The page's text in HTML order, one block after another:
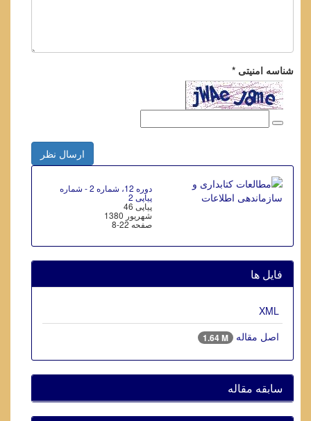
شناسه امنیتی *
ارسال نظر
دوره 12، شماره 2 - شماره
پیاپی 2
پیاپی 46
شهریور 1380
صفحه8-22
فایل ها
XML
اصل مقاله
1.64 M
سابقه مقاله